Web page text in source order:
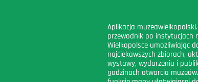
Aplikacja
przewodnik po instytucjach
Wielkopolsce umożliwiając
najciekawszych zbiorach,
wystawy, wydarzenia i
godzinach otwarcia